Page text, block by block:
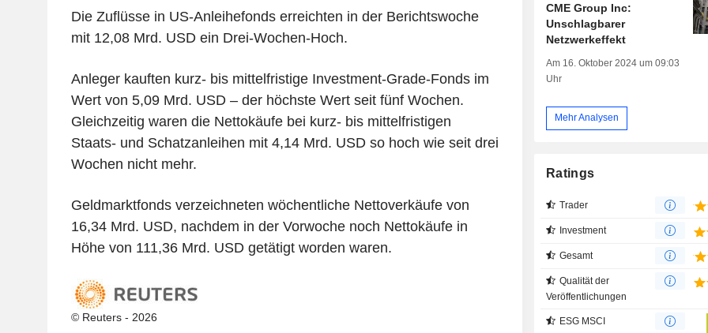
Die Zuflüsse in US-Anleihefonds erreichten in der Berichtswoche
mit 12,08 Mrd. USD ein Drei-Wochen-Hoch.
Anleger kauften kurz- bis mittelfristige Investment-Grade-Fonds im
Wert von 5,09 Mrd. USD – der höchste Wert seit fünf Wochen.
Gleichzeitig waren die Nettokäufe bei kurz- bis mittelfristigen
Staats- und Schatzanleihen mit 4,14 Mrd. USD so hoch wie seit drei
Wochen nicht mehr.
Geldmarktfonds verzeichneten wöchentliche Nettoverkäufe von
16,34 Mrd. USD, nachdem in der Vorwoche noch Nettokäufe in
Höhe von 111,36 Mrd. USD getätigt worden waren.
© Reuters - 2026
CME Group Inc:
Unschlagbarer
Netzwerkeffekt
Am 16. Oktober 2024 um 09:03
Uhr
Mehr Analysen
Ratings
Trader
Investment
Gesamt
Qualität der
Veröffentlichungen
ESG MSCI